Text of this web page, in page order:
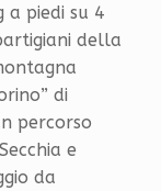
a piedi su 4
della
di
percorso
e
da